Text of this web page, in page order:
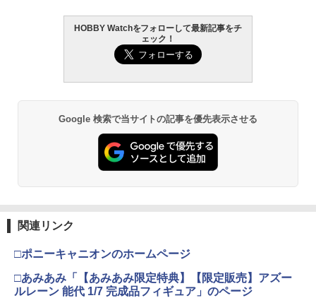
HOBBY Watchをフォローして最新記事をチ
ェック！
Google 検索で当サイトの記事を優先表示させる
関連リンク
□ポニーキャニオンのホームページ
□あみあみ「【あみあみ限定特典】【限定販売】アズー
ルレーン 能代 1/7 完成品フィギュア」のページ